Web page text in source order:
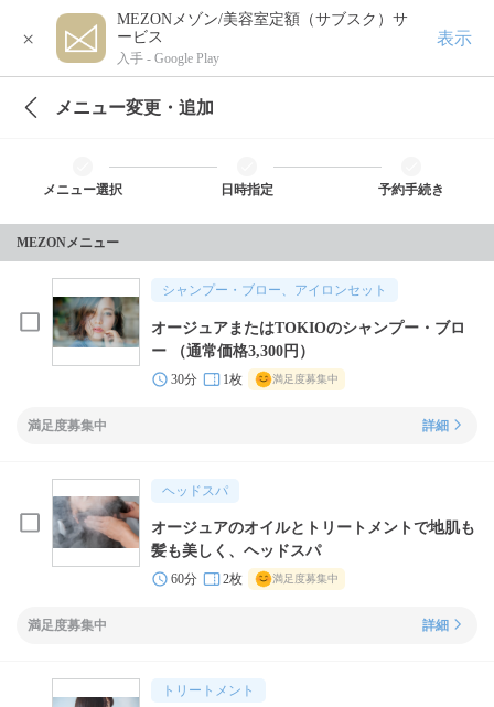
×
MEZONメゾン/美容室定額（サブスク）サ
ービス
入手 - Google Play
表示
メニュー変更・追加
メニュー選択 日時指定 予約手続き
MEZONメニュー
シャンプー・ブロー、アイロンセット
オージュアまたはTOKIOのシャンプー・ブロ
ー （通常価格3,300円）
30分 1枚 満足度募集中
満足度募集中 詳細
ヘッドスパ
オージュアのオイルとトリートメントで地肌も
髪も美しく、ヘッドスパ
60分 2枚 満足度募集中
満足度募集中 詳細
トリートメント